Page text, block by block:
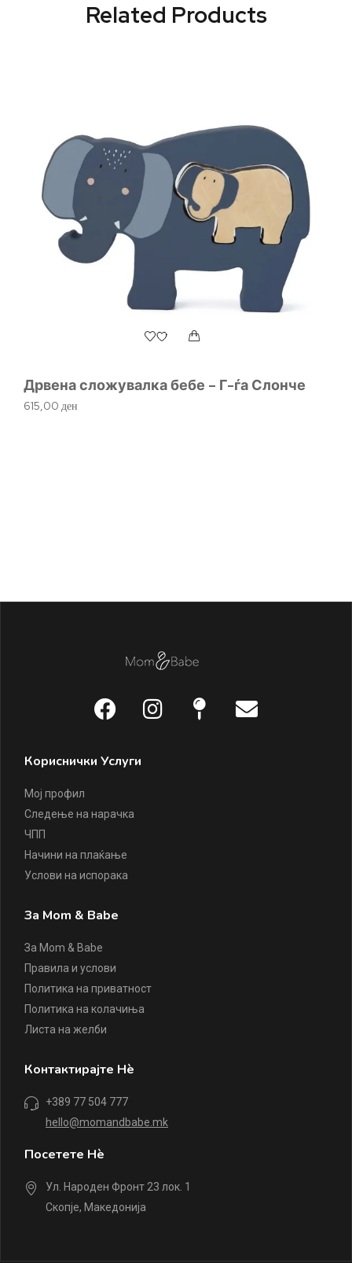
Related Products
Дрвена сложувалка бебе – Г-ѓа Слонче
615,00 ден
Кориснички Услуги
Мој профил
Следење на нарачка
ЧПП
Начини на плаќање
Услови на испорака
За Mom & Babe
За Mom & Babe
Правила и услови
Политика на приватност
Политика на колачиња
Листа на желби
Контактирајте Нè
+389 77 504 777
hello@momandbabe.mk
Посетете Нè
Ул. Народен Фронт 23 лок. 1
Скопје, Македонија